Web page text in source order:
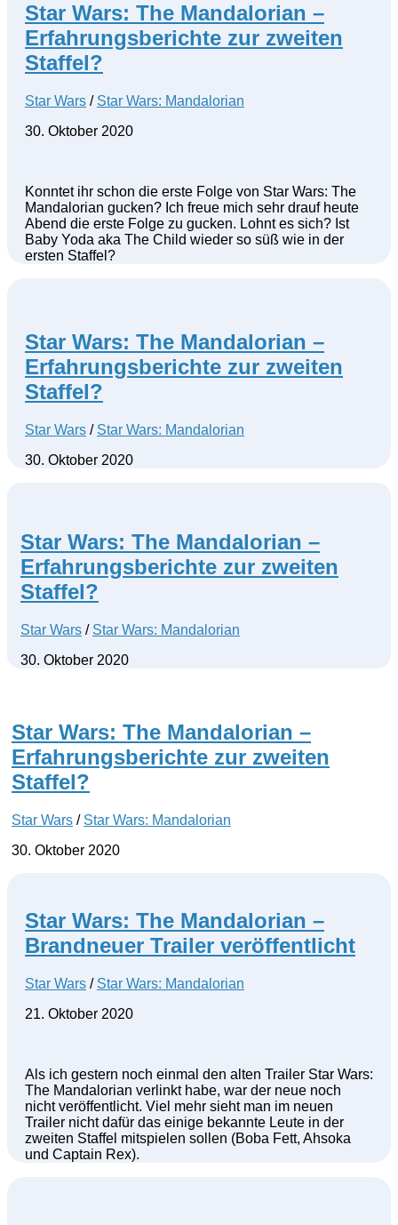
Star Wars: The Mandalorian –
Erfahrungsberichte zur zweiten
Staffel?
Star Wars / Star Wars: Mandalorian
30. Oktober 2020
Konntet ihr schon die erste Folge von Star Wars: The
Mandalorian gucken? Ich freue mich sehr drauf heute
Abend die erste Folge zu gucken. Lohnt es sich? Ist
Baby Yoda aka The Child wieder so süß wie in der
ersten Staffel?
Star Wars: The Mandalorian –
Erfahrungsberichte zur zweiten
Staffel?
Star Wars / Star Wars: Mandalorian
30. Oktober 2020
Star Wars: The Mandalorian –
Erfahrungsberichte zur zweiten
Staffel?
Star Wars / Star Wars: Mandalorian
30. Oktober 2020
Star Wars: The Mandalorian –
Erfahrungsberichte zur zweiten
Staffel?
Star Wars / Star Wars: Mandalorian
30. Oktober 2020
Star Wars: The Mandalorian –
Brandneuer Trailer veröffentlicht
Star Wars / Star Wars: Mandalorian
21. Oktober 2020
Als ich gestern noch einmal den alten Trailer Star Wars:
The Mandalorian verlinkt habe, war der neue noch
nicht veröffentlicht. Viel mehr sieht man im neuen
Trailer nicht dafür das einige bekannte Leute in der
zweiten Staffel mitspielen sollen (Boba Fett, Ahsoka
und Captain Rex).